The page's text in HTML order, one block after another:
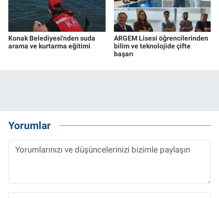
Konak Belediyesi'nden suda
arama ve kurtarma eğitimi
ARGEM Lisesi öğrencilerinden
bilim ve teknolojide çifte
başarı
Yorumlar